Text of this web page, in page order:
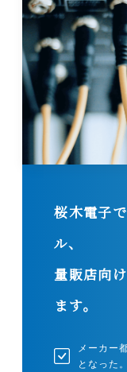
桜木電子
ル、
量販店向
ます。
メーカー
となった。